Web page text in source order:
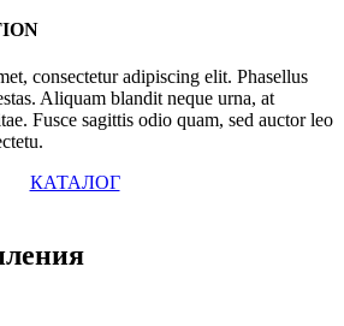
consectetur adipiscing elit. Phasellus
Aliquam blandit neque urna, at
Fusce sagittis odio quam, sed auctor leo
КАТАЛОГ